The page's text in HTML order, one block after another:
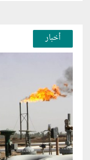
أخبار